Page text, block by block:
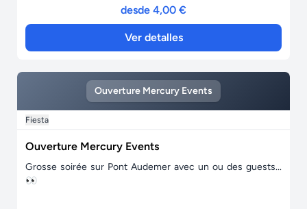
desde 4,00 €
Ver detalles
Ouverture Mercury Events
Fiesta
Ouverture Mercury Events
Grosse soirée sur Pont Audemer avec un ou des guests...
👀